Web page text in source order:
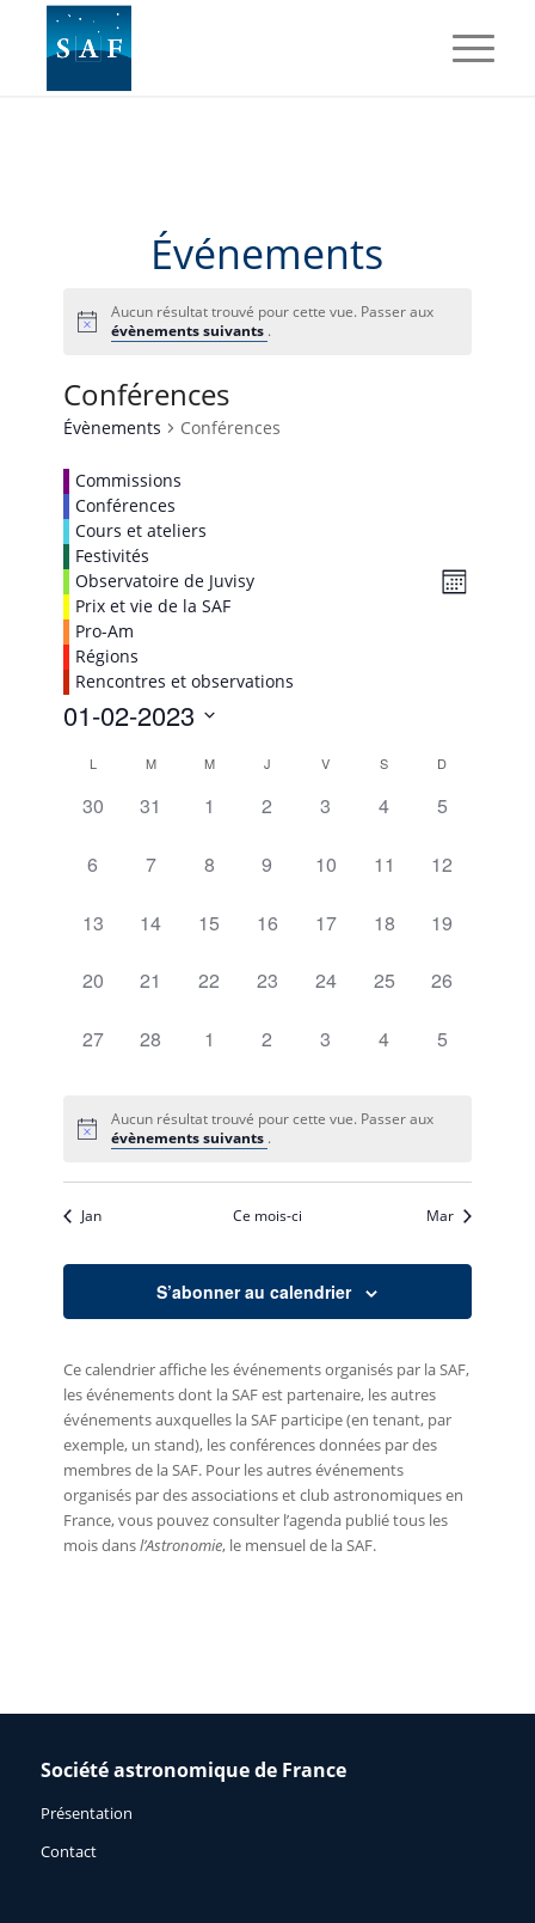
Événements
Aucun résultat trouvé pour cette vue. Passer aux
évènements suivants .
Conférences
Évènements Conférences
de
Mois
Commissions
Conférences
Cours et ateliers
Festivités
Observatoire de Juvisy
Prix et vie de la SAF
Pro-Am
Régions
Rencontres et observations
01-02-2023
date.
Calendrier
de
L M M J V S D
0
30
0
31
0
1
0
2
0
3
0
4
0
5
0
6
0
7
0
8
0
9
0
10
0
11
0
12
0
13
0
14
0
15
0
16
0
17
0
18
0
19
0
20
0
21
0
22
0
23
0
24
0
25
0
26
0
27
0
28
0
1
0
2
0
3
0
4
0
5
Aucun résultat trouvé pour cette vue. Passer aux
évènements suivants .
Jan Ce mois-ci Mar
S’abonner au calendrier
Ce calendrier affiche les événements organisés par la SAF,
les événements dont la SAF est partenaire, les autres
événements auxquelles la SAF participe (en tenant, par
exemple, un stand), les conférences données par des
membres de la SAF. Pour les autres événements
organisés par des associations et club astronomiques en
France, vous pouvez consulter l’agenda publié tous les
mois dansl’Astronomie, le mensuel de la SAF.
Société astronomique de France
Présentation
Contact